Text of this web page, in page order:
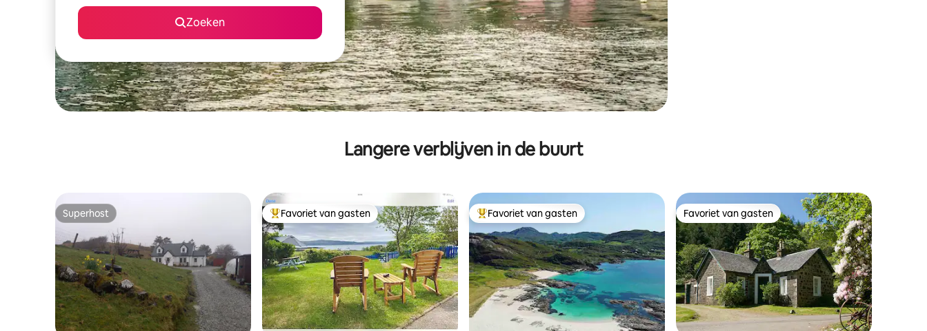
Zoeken
Langere verblijven in de buurt
Superhost
Superhost Topfavoriet van gasten
Favoriet van gasten Topfavoriet van gasten
Favoriet van gasten Favoriet van gasten
Favoriet van gasten